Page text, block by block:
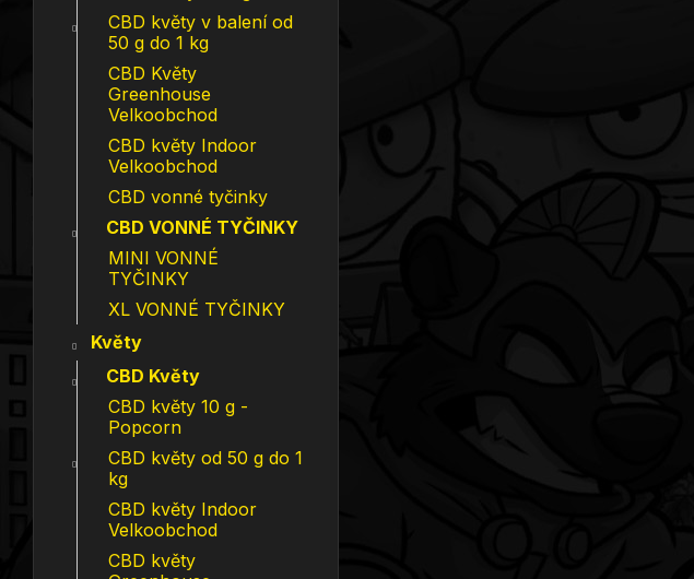
CBD květy v balení od
50 g do 1 kg
CBD Květy
Greenhouse
Velkoobchod
CBD květy Indoor
Velkoobchod
CBD vonné tyčinky
CBD VONNÉ TYČINKY
MINI VONNÉ
TYČINKY
XL VONNÉ TYČINKY
Květy
CBD Květy
CBD květy 10 g -
Popcorn
CBD květy od 50 g do 1
kg
CBD květy Indoor
Velkoobchod
CBD květy